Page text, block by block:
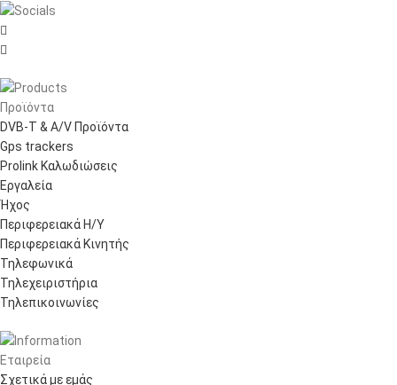


Προϊόντα
DVB-T & A/V Προϊόντα
Gps trackers
Prolink Καλωδιώσεις
Εργαλεία
Ήχος
Περιφερειακά Η/Υ
Περιφερειακά Κινητής
Τηλεφωνικά
Τηλεχειριστήρια
Τηλεπικοινωνίες
Εταιρεία
Σχετικά με εμάς